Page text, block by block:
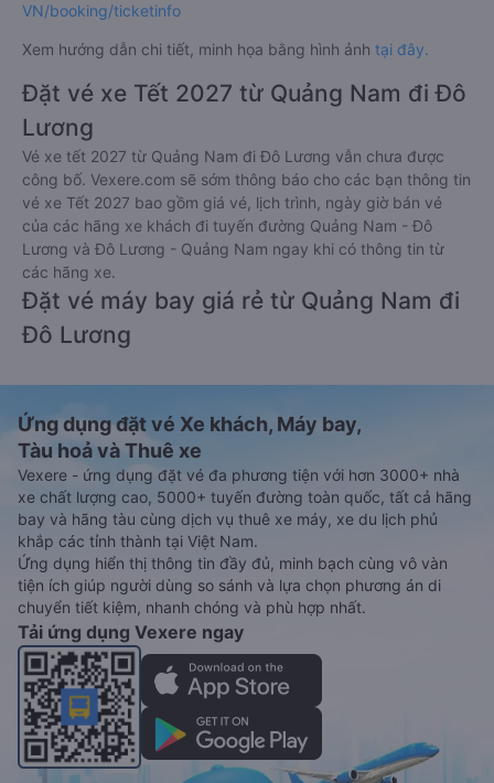
VN/booking/ticketinfo
Xem hướng dẫn chi tiết, minh họa bằng hình ảnh tại đây.
Đặt vé xe Tết 2027 từ Quảng Nam đi Đô
Lương
Vé xe tết 2027 từ Quảng Nam đi Đô Lương vẫn chưa được
công bố. Vexere.com sẽ sớm thông báo cho các bạn thông tin
vé xe Tết 2027 bao gồm giá vé, lịch trình, ngày giờ bán vé
của các hãng xe khách đi tuyến đường Quảng Nam - Đô
Lương và Đô Lương - Quảng Nam ngay khi có thông tin từ
các hãng xe.
Đặt vé máy bay giá rẻ từ Quảng Nam đi
Đô Lương
Ứng dụng đặt vé Xe khách, Máy bay,
Tàu hoả và Thuê xe
Vexere - ứng dụng đặt vé đa phương tiện với hơn 3000+ nhà
xe chất lượng cao, 5000+ tuyến đường toàn quốc, tất cả hãng
bay và hãng tàu cùng dịch vụ thuê xe máy, xe du lịch phủ
khắp các tỉnh thành tại Việt Nam.
Ứng dụng hiển thị thông tin đầy đủ, minh bạch cùng vô vàn
tiện ích giúp người dùng so sánh và lựa chọn phương án di
chuyển tiết kiệm, nhanh chóng và phù hợp nhất.
Tải ứng dụng Vexere ngay